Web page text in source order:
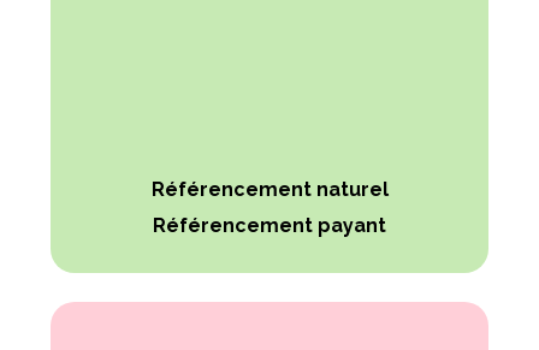
Référencement naturel
Référencement payant